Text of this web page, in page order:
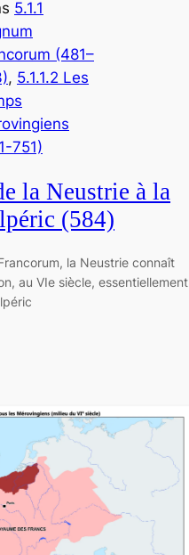
5.1.1
(481–
, 5.1.1.2 Les
751)
la Neustrie à la
(584)
la Neustrie connaît
au VIe siècle, essentiellement